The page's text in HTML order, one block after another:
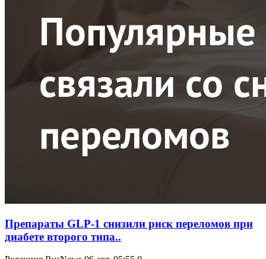
Препараты GLP-1 снизили риск переломов при
диабете второго типа..